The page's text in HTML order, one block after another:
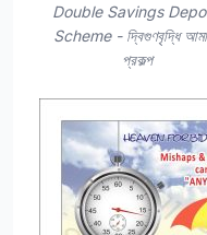
Double Savings
Scheme - দ্বিগুণবৃদ্ধি
প্রকল্প